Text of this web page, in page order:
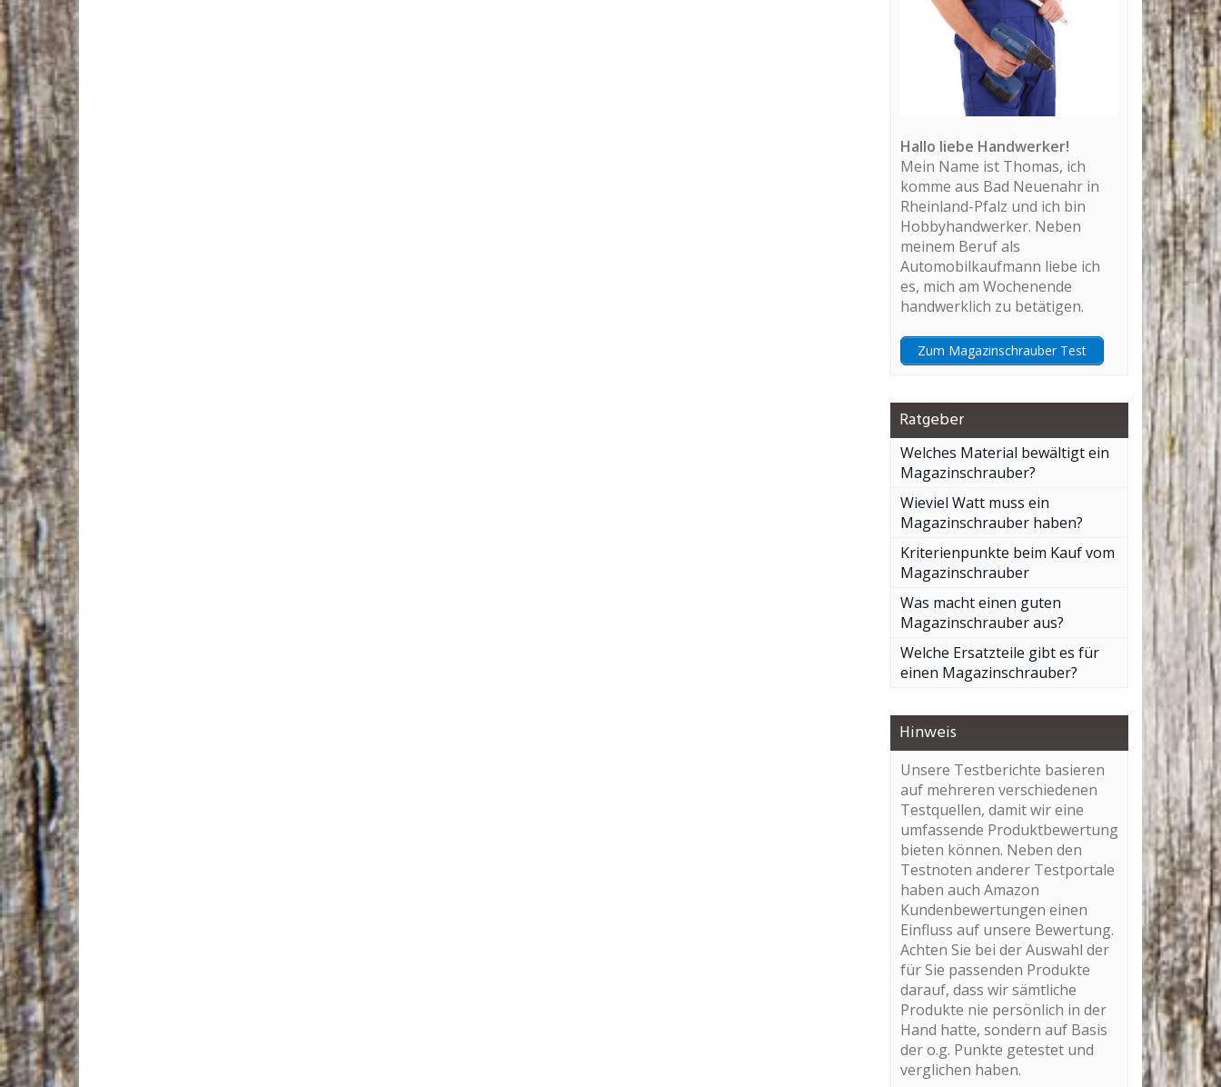
Hallo liebe Handwerker!
Mein Name ist Thomas, ich
komme aus Bad Neuenahr in
Rheinland-Pfalz und ich bin
Hobbyhandwerker. Neben
meinem Beruf als
Automobilkaufmann liebe ich
es, mich am Wochenende
handwerklich zu betätigen.
Zum Magazinschrauber Test
Ratgeber
Welches Material bewältigt ein
Magazinschrauber?
Wieviel Watt muss ein
Magazinschrauber haben?
Kriterienpunkte beim Kauf vom
Magazinschrauber
Was macht einen guten
Magazinschrauber aus?
Welche Ersatzteile gibt es für
einen Magazinschrauber?
Hinweis
Unsere Testberichte basieren
auf mehreren verschiedenen
Testquellen, damit wir eine
umfassende Produktbewertung
bieten können. Neben den
Testnoten anderer Testportale
haben auch Amazon
Kundenbewertungen einen
Einfluss auf unsere Bewertung.
Achten Sie bei der Auswahl der
für Sie passenden Produkte
darauf, dass wir sämtliche
Produkte nie persönlich in der
Hand hatte, sondern auf Basis
der o.g. Punkte getestet und
verglichen haben.